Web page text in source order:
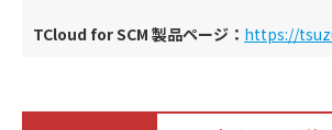
TCloud for SCM 製品ページ： https://